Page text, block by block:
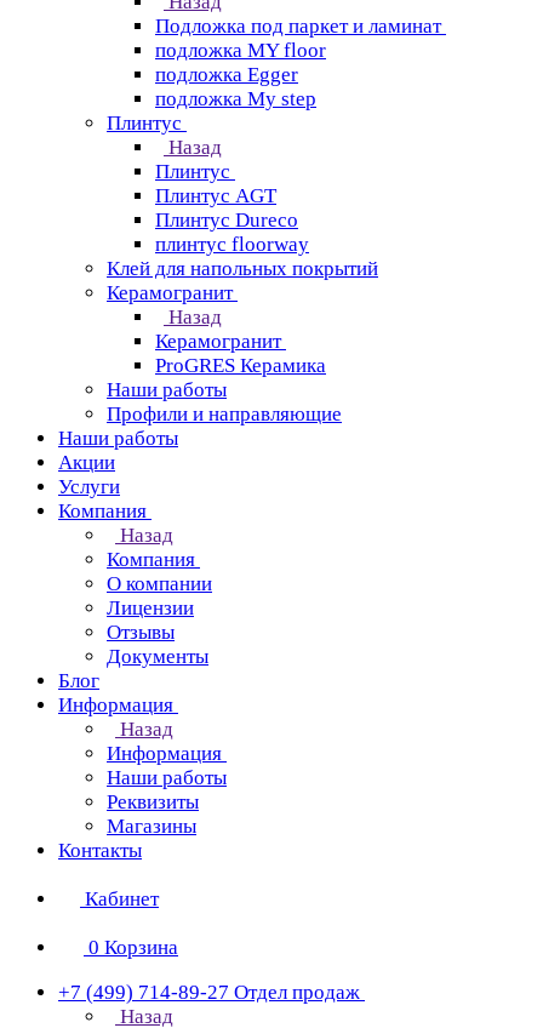
Подложка под паркет и ламинат
подложка MY floor
подложка Egger
подложка My step
Плинтус
Назад
Плинтус
Плинтус AGT
Плинтус Dureco
плинтус floorway
Клей для напольных покрытий
Керамогранит
Назад
Керамогранит
ProGRES Керамика
Наши работы
Профили и направляющие
Наши работы
Акции
Услуги
Компания
Назад
Компания
О компании
Лицензии
Отзывы
Документы
Блог
Информация
Назад
Информация
Наши работы
Реквизиты
Магазины
Контакты
Кабинет
0 Корзина
+7 (499) 714-89-27 Отдел продаж
Назад